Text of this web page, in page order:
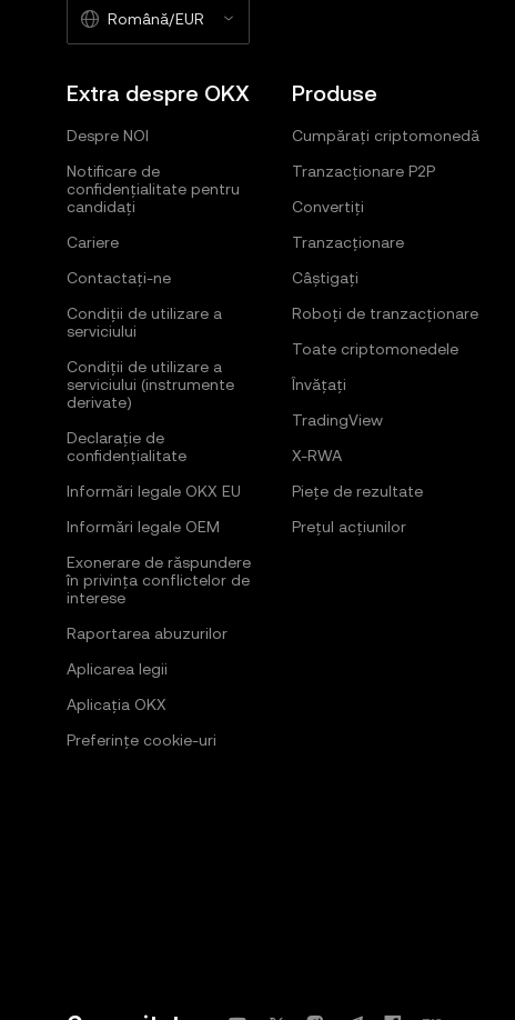
Română/EUR
Extra despre OKX
Despre NOI
Notificare de
confidențialitate pentru
candidați
Cariere
Contactați-ne
Condiții de utilizare a
serviciului
Condiții de utilizare a
serviciului (instrumente
derivate)
Declarație de
confidențialitate
Informări legale OKX EU
Informări legale OEM
Exonerare de răspundere
în privința conflictelor de
interese
Raportarea abuzurilor
Aplicarea legii
Aplicația OKX
Preferințe cookie-uri
Produse
Cumpărați criptomonedă
Tranzacționare P2P
Convertiți
Tranzacționare
Câștigați
Roboți de tranzacționare
Toate criptomonedele
Învățați
TradingView
X-RWA
Piețe de rezultate
Prețul acțiunilor